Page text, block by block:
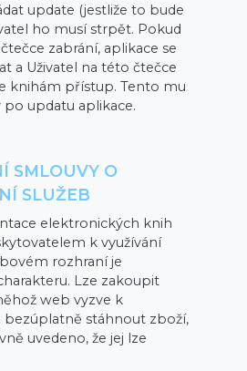
update (jestliže to bude
ho musí strpět. Pokud
zabrání, aplikace se
a Uživatel na této čtečce
knihám přístup. Tento mu
updatu aplikace.
SMLOUVY O
SLUŽEB
elektronických knih
k využívání
rozhraní je
Lze zakoupit
web vyzve k
bezúplatně stáhnout zboží,
uvedeno, že jej lze